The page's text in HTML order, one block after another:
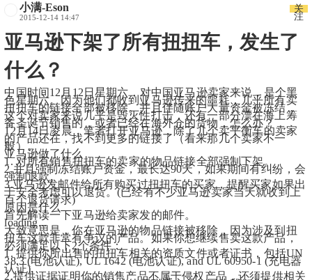
小满-Eson
2015-12-14 14:47
关
注
亚马逊下架了所有扭扭车，发生了
什么？
中国时间12月12日星期六，对中国亚马逊卖家来说，是个黑
色星期六。因为他们都收到亚马逊传来的噩耗，几乎所有卖
扭扭车的链接全部被移除。并且伴随账户大量资金被冻结，
这个对卖家来说几乎是毁灭性打击，还有一部分漂在海上筹
备圣诞节销售的，或者已经在海外仓的货物，怎么办？
12月14日凌晨，笔者打开亚马逊，除了几个卖平衡车的卖家
的产品还在，找不到更多的链接了（看来那几个卖家不一
般）。
亚马逊做了什么
1. 对所有销售扭扭车的卖家的物品链接全部强制下架。
2.并且强制冻结账户资金，最长达90天，如果期间有纠纷，会
强制退款。
3.亚马逊发邮件给所有购买过扭扭车的买家，提醒买家如果出
于安全考虑可以退货。(已经有不少亚马逊卖家当天就收到上
百个退货请求)
原因是什么
首先解读一下亚马逊给卖家发的邮件。
loading...
大致意思是，你在亚马逊的物品链接被移除，因为涉及到扭
扭车这款非常有争议的产品。如果你想继续售卖这款产品，
必须满足以下2个条件：
1. 提供你所出售的扭扭车相关的资质文件或者证书，包括UN
38.3 (电池认证), UL 1642 (电池认证), and UL 60950-1 (充电器
认证).
2.提供证据证明你的销售产品不属于侵权产品，还须提供相关